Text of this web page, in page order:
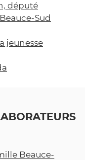
député
Sud
jeunesse
Beauce-